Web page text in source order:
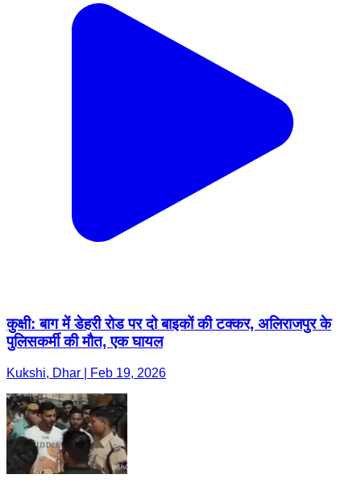
कुक्षी: बाग में डेहरी रोड पर दो बाइकों की टक्कर, अलिराजपुर के
पुलिसकर्मी की मौत, एक घायल
Kukshi, Dhar | Feb 19, 2026